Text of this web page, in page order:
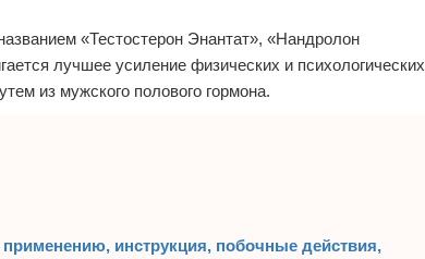
«Тестостерон Энантат», «Нандролон
лучшее усиление физических и психологических
из мужского полового гормона.
инструкция, побочные действия,